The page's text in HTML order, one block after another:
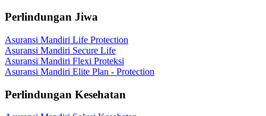
Perlindungan Jiwa
Asuransi Mandiri Life Protection
Asuransi Mandiri Secure Life
Asuransi Mandiri Flexi Proteksi
Asuransi Mandiri Elite Plan - Protection
Perlindungan Kesehatan